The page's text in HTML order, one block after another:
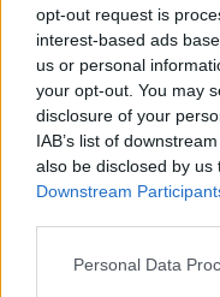
opt-out request is
interest-based ads
us or personal
your opt-out. You may
disclosure of your
IAB’s list of
also be disclosed by
Downstream
Personal Data
Ευρωαγορές: Με
ξεκίνησαν οι
στον απόηχο των
αποφάσεων της Fed
13/06/2024 - 11:01